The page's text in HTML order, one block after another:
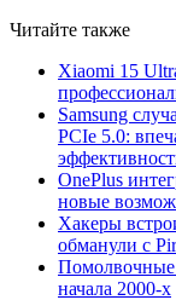
Читайте также
Xiaomi 15
Samsung
PCIe 5.0:
OnePlus
новые
Хакеры
обманули с
Помолвочные
начала 2000-х